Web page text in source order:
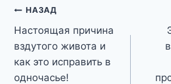
Навигация
по
записям
НАЗАД
Настоящая причина
вздутого живота и
как это исправить в
одночасье!